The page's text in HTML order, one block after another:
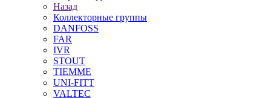
Назад
Коллекторные группы
DANFOSS
FAR
IVR
STOUT
TIEMME
UNI-FITT
VALTEC